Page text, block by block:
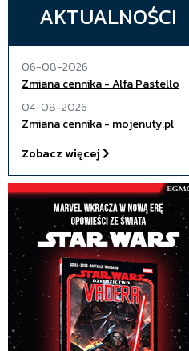
AKTUALNOŚCI
06-08-2026
Zmiana cennika - Alfa Pastello
04-08-2026
Zmiana cennika - mojenuty.pl
Zobacz więcej